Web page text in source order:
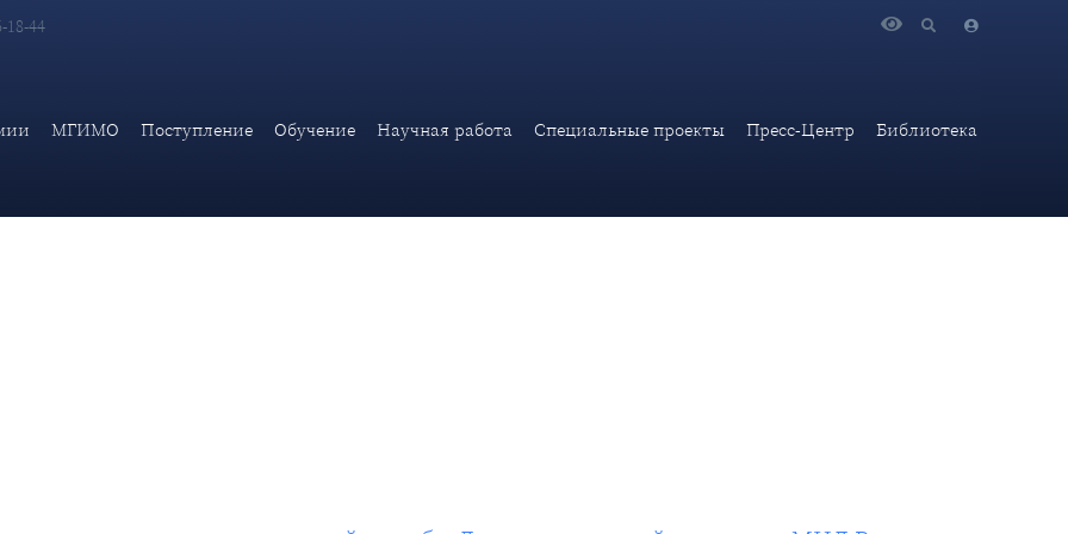
18-44
МГИМО Поступление Обучение Научная работа Специальные проекты Пресс-Центр Библиотека
кафедры дипломатии и консульской службы Дипломатической академии МИД России, д-ра ист. наук В.И.Винокурова